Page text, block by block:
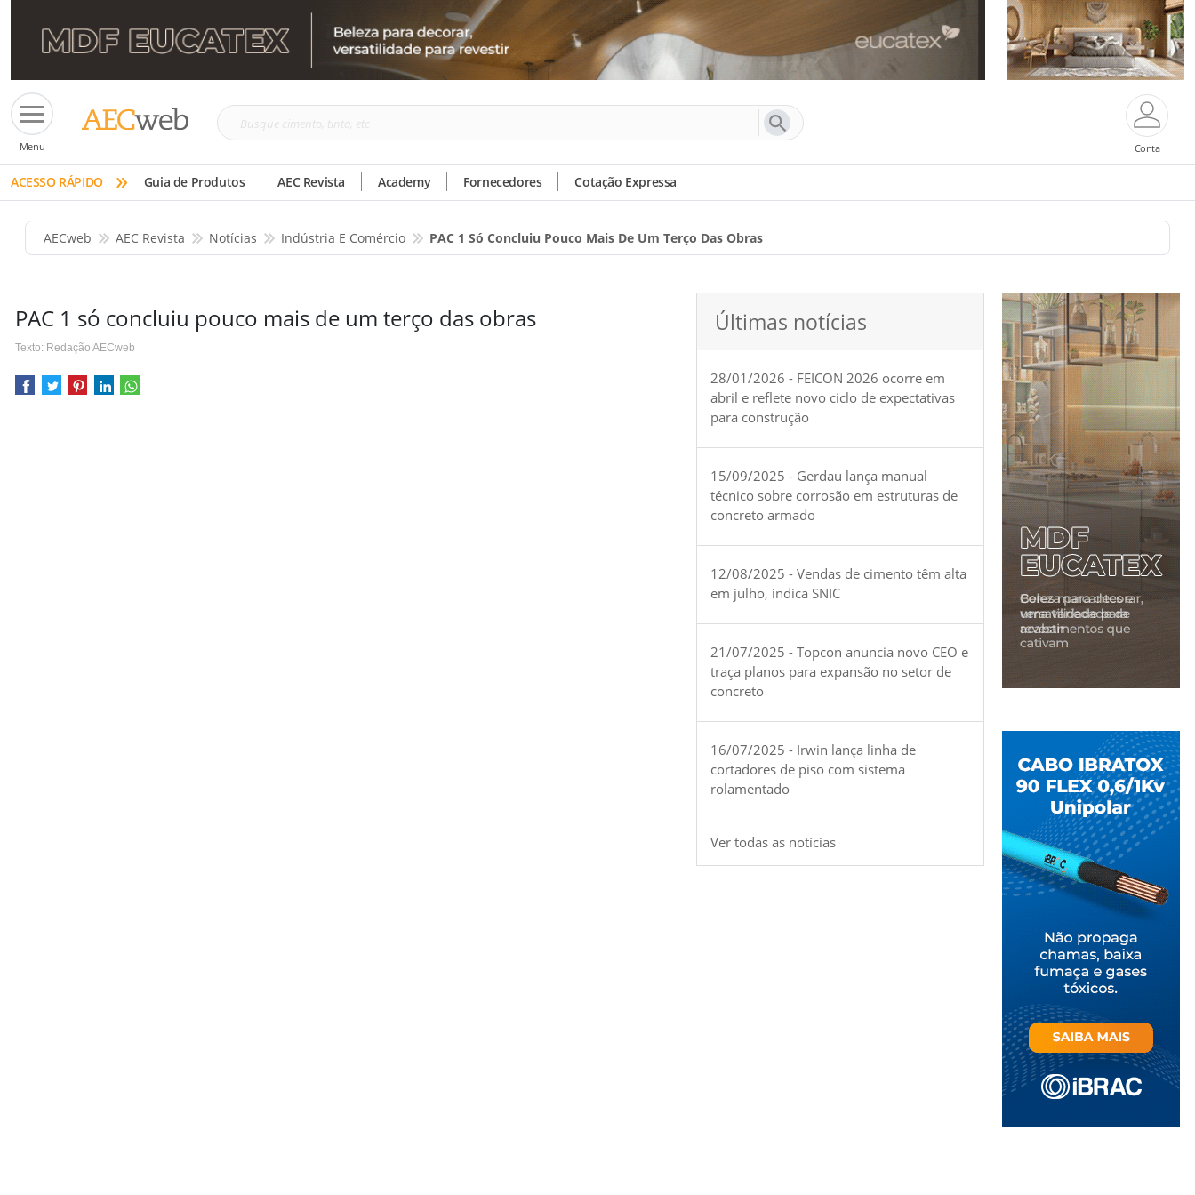
Menu
Busque
tinta,
etc
Conta
ACESSO RÁPIDO » Guia de Produtos AEC Revista Academy Fornecedores Cotação Expressa
AECweb AEC Revista Notícias Indústria E Comércio PAC 1 Só Concluiu Pouco Mais De Um Terço Das Obras
PAC 1 só concluiu pouco mais de um terço das obras
Texto: Redação AECweb
Últimas notícias
28/01/2026 - FEICON 2026 ocorre em
abril e reflete novo ciclo de expectativas
para construção
15/09/2025 - Gerdau lança manual
técnico sobre corrosão em estruturas de
concreto armado
12/08/2025 - Vendas de cimento têm alta
em julho, indica SNIC
21/07/2025 - Topcon anuncia novo CEO e
traça planos para expansão no setor de
concreto
16/07/2025 - Irwin lança linha de
cortadores de piso com sistema
rolamentado
Ver todas as notícias